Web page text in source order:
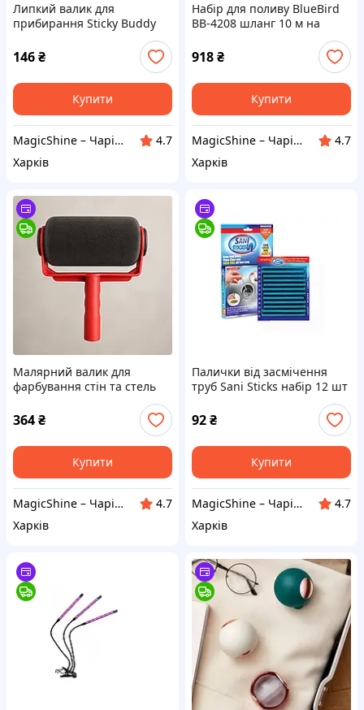
Липкий валик для
прибирання Sticky Buddy
набір 2 в 1 багаторазовий
для чищення шерсті та
пилу
146₴
Купити
MagicShine – Чарівне сяйво у кожному виробі
4.7
Харків
Набір для поливу BlueBird
BB-4208 шланг 10 м на
пістолетом
918₴
Купити
MagicShine – Чарівне сяйво у кожному виробі
4.7
Харків
Малярний валик для
фарбування стін та стель
364₴
Купити
MagicShine – Чарівне сяйво у кожному виробі
4.7
Харків
Палички від засмічення
труб Sani Sticks набір 12 шт
раковини та каналізації
92₴
Купити
MagicShine – Чарівне сяйво у кожному виробі
4.7
Харків